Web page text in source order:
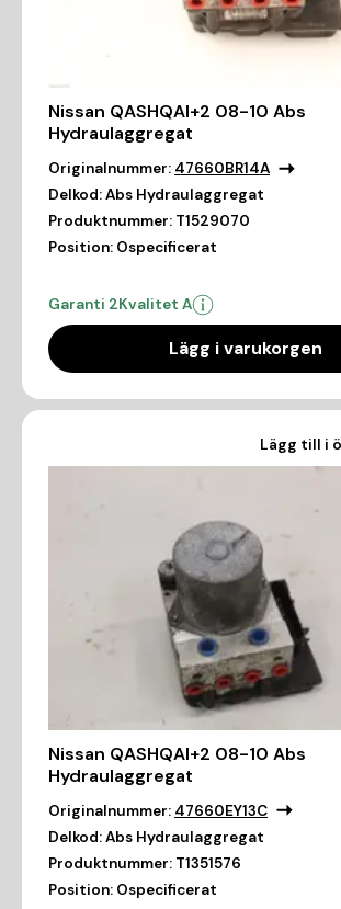
Nissan QASHQAI+2 08-10 Abs
Hydraulaggregat
Originalnummer: 47660BR14A
Delkod:Abs Hydraulaggregat
Produktnummer: T1529070
Position: Ospecificerat
Garanti 2Kvalitet A
Lägg i varukorgen
Lägg till i
Nissan QASHQAI+2 08-10 Abs
Hydraulaggregat
Originalnummer: 47660EY13C
Delkod:Abs Hydraulaggregat
Produktnummer: T1351576
Position: Ospecificerat